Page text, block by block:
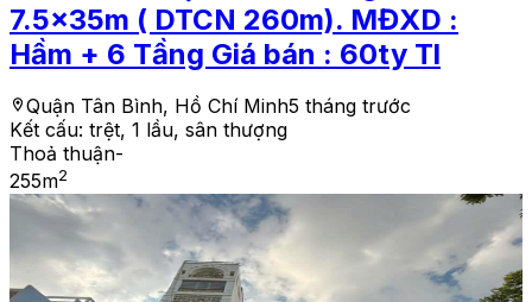
7.5x35m ( DTCN 260m). MĐXD :
Hầm + 6 Tầng Giá bán : 60ty Tl
Quận Tân Bình, Hồ Chí Minh5 tháng trước
Kết cấu: trệt, 1 lầu, sân thượng
Thoả thuận-
255m2